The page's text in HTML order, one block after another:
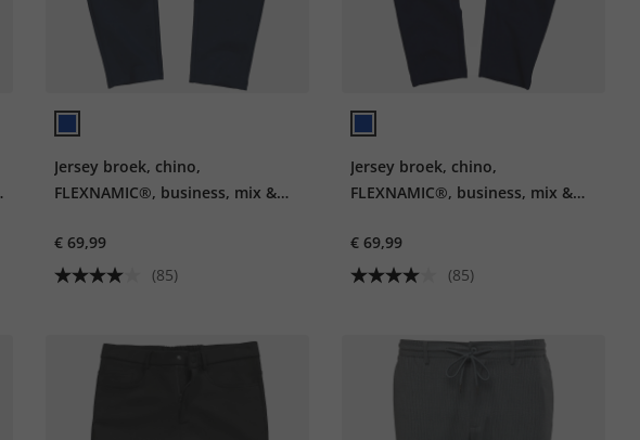
Jersey broek, chino,
FLEXNAMIC®, business, mix &
€ 69,99
(85)
Jersey broek, chino,
FLEXNAMIC®, business, mix &
€ 69,99
(85)